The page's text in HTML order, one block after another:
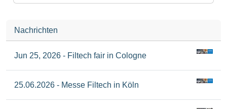
Nachrichten
Jun 25, 2026 - Filtech fair in Cologne
25.06.2026 - Messe Filtech in Köln